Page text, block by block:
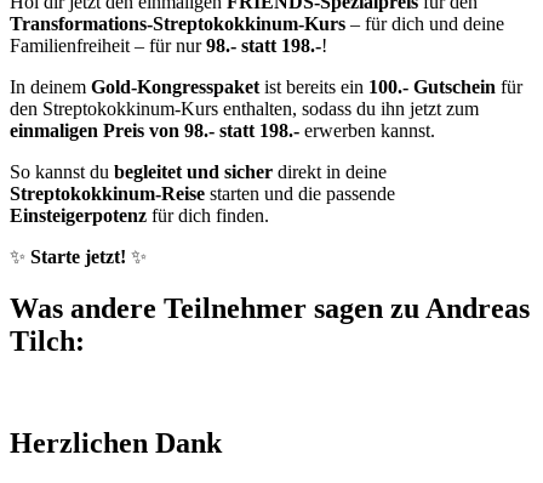
Transformations-Streptokokkinum-Kurs – für dich und deine
Familienfreiheit – für nur98.- statt 198.-!
In deinem Gold-Kongresspaket ist bereits ein 100.- Gutschein für
den Streptokokkinum-Kurs enthalten, sodass du ihn jetzt zum
einmaligen Preis von 98.- statt 198.- erwerben kannst.
So kannst du begleitet und sicher direkt in deine
Streptokokkinum-Reise starten und die passende
Einsteigerpotenz für dich finden.
✨ Starte jetzt! ✨
Was andere Teilnehmer sagen zu Andreas
Tilch:
Herzlichen Dank